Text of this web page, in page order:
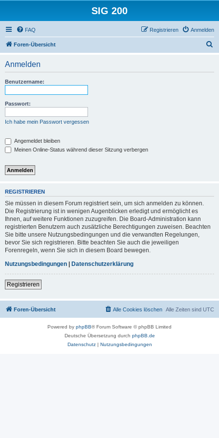
SIG 200
FAQ Anmelden
Registrieren
Foren-Übersicht
Anmelden
Benutzername:
Passwort:
Ich habe mein Passwort vergessen
Angemeldet bleiben
Meinen Online-Status während dieser Sitzung verbergen
REGISTRIEREN
Sie müssen in diesem Forum registriert sein, um sich anmelden zu können.
Die Registrierung ist in wenigen Augenblicken erledigt und ermöglicht es
Ihnen, auf weitere Funktionen zuzugreifen. Die Board-Administration kann
registrierten Benutzern auch zusätzliche Berechtigungen zuweisen. Beachten
Sie bitte unsere Nutzungsbedingungen und die verwandten Regelungen,
bevor Sie sich registrieren. Bitte beachten Sie auch die jeweiligen
Forenregeln, wenn Sie sich in diesem Board bewegen.
Nutzungsbedingungen | Datenschutzerklärung
Registrieren
Foren-Übersicht Alle Zeiten sind UTC
Alle Cookies löschen
Powered by phpBB® Forum Software © phpBB Limited
Deutsche Übersetzung durch phpBB.de
Datenschutz| Nutzungsbedingungen